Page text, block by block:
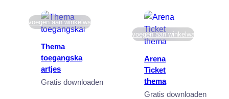
Toevoegen aan winkelwagen
Thema
toegangska
artjes
Gratis downloaden
Toevoegen aan winkelwagen
Arena
Ticket
thema
Gratis downloaden